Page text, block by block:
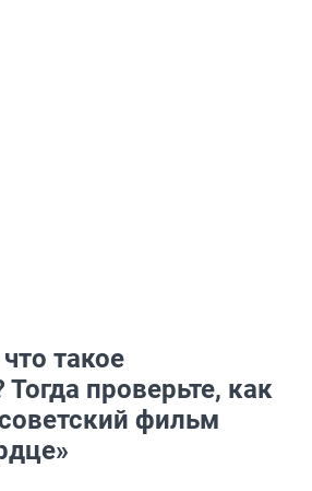
такое
проверьте, как
фильм